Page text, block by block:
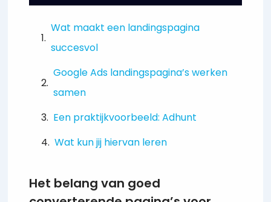
Wat maakt een landingspagina
succesvol
Google Ads landingspagina’s werken
samen
Een praktijkvoorbeeld: Adhunt
Wat kun jij hiervan leren
Het belang van goed